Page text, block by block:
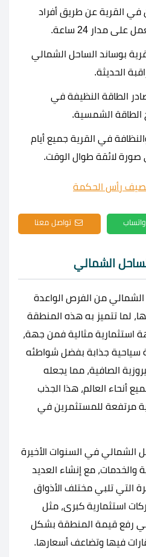
في القرية عن طريق أفراد
مدار 24 ساعة.
بوساند الساحل الشمالي
الحديثة.
الطاقة النظيفة في
الطاقة الشمسية.
في القرية جميع أيام
لائقة طوال الوقت.
رأس الحكمة
واتساب تواصل معنا
الشمالي
الشمالي من الفرص الواعدة
لما تتميز به هذه المنطقة
استثمارية مثالية فمن جهة،
سياحية جذابة بفضل شواطئه
الصافية، مما يجعله
أنحاء العالم، هذا الجذب
مرتفعة للمستثمرين في
في السنوات الأخيرة
والخدمات، مع إنشاء العديد
التي تلبي مختلف الأذواق
استثمارية كبرى، مثل
في رفع قيمة المنطقة بشكل
فيها وتضاعف أسعارها.